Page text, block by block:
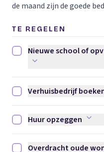
de maand zijn de goede
TE REGELEN
Nieuwe school of
Nieuwe school of
Verhuisbedrijf boeken
Verhuisbedrijf
Huur opzeggen afvinken
Huur opzeggen
Overdracht oude